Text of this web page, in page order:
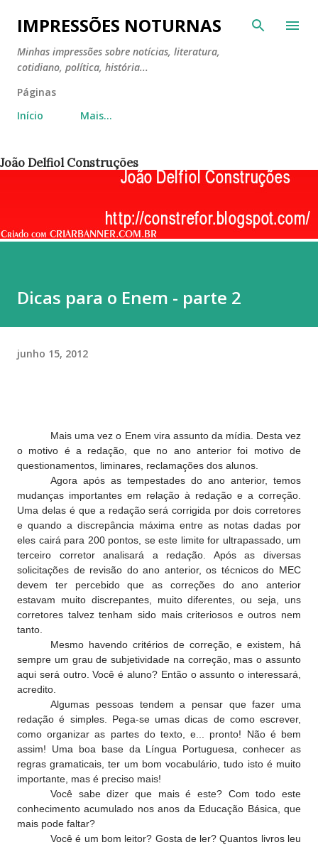
Pular para o conteúdo principal
IMPRESSÕES NOTURNAS
Minhas impressões sobre notícias, literatura,
cotidiano, política, história...
Páginas
Início
Mais…
João Delfiol Construções
Dicas para o Enem - parte 2
junho 15, 2012
Mais uma vez o Enem vira assunto da mídia. Desta vez
o motivo é a redação, que no ano anterior foi motivo de
questionamentos, liminares, reclamações dos alunos.
Agora após as tempestades do ano anterior, temos
mudanças importantes em relação à redação e a correção.
Uma delas é que a redação será corrigida por dois corretores
e quando a discrepância máxima entre as notas dadas por
eles cairá para 200 pontos, se este limite for ultrapassado, um
terceiro corretor analisará a redação. Após as diversas
solicitações de revisão do ano anterior, os técnicos do MEC
devem ter percebido que as correções do ano anterior
estavam muito discrepantes, muito diferentes, ou seja, uns
corretores talvez tenham sido mais criteriosos e outros nem
tanto.
Mesmo havendo critérios de correção, e existem, há
sempre um grau de subjetividade na correção, mas o assunto
aqui será outro. Você é aluno? Então o assunto o interessará,
acredito.
Algumas pessoas tendem a pensar que fazer uma
redação é simples. Pega-se umas dicas de como escrever,
como organizar as partes do texto, e... pronto! Não é bem
assim! Uma boa base da Língua Portuguesa, conhecer as
regras gramaticais, ter um bom vocabulário, tudo isto é muito
importante, mas é preciso mais!
Você sabe dizer que mais é este? Com todo este
conhecimento acumulado nos anos da Educação Básica, que
mais pode faltar?
Você é um bom leitor? Gosta de ler? Quantos livros leu